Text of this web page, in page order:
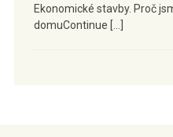
Ekonomické stavby. Proč
domuContinue […]